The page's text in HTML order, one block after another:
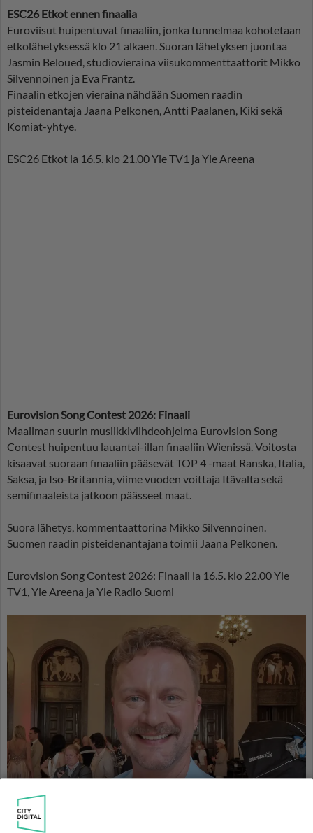
ESC26 Etkot ennen finaalia
Euroviisut huipentuvat finaaliin, jonka tunnelmaa kohotetaan
etkolähetyksessä klo 21 alkaen. Suoran lähetyksen juontaa
Jasmin Beloued, studiovieraina viisukommenttaattorit Mikko
Silvennoinen ja Eva Frantz.
Finaalin etkojen vieraina nähdään Suomen raadin
pisteidenantaja Jaana Pelkonen, Antti Paalanen, Kiki sekä
Komiat-yhtye.
ESC26 Etkot la 16.5. klo 21.00 Yle TV1 ja Yle Areena
Eurovision Song Contest 2026: Finaali
Maailman suurin musiikkiviihdeohjelma Eurovision Song
Contest huipentuu lauantai-illan finaaliin Wienissä. Voitosta
kisaavat suoraan finaaliin pääsevät TOP 4 -maat Ranska, Italia,
Saksa, ja Iso-Britannia, viime vuoden voittaja Itävalta sekä
semifinaaleista jatkoon päässeet maat.
Suora lähetys, kommentaattorina Mikko Silvennoinen.
Suomen raadin pisteidenantajana toimii Jaana Pelkonen.
Eurovision Song Contest 2026: Finaali la 16.5. klo 22.00 Yle
TV1, Yle Areena ja Yle Radio Suomi
Euroviisujen suomenkielinen kommentaattori Mikko Silvennoinen. Kuva: K.
Kurki